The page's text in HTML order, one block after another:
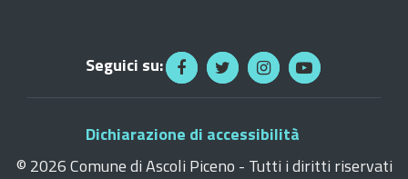
Seguici su:
Dichiarazione di accessibilità
© 2026 Comune di Ascoli Piceno - Tutti i diritti riservati